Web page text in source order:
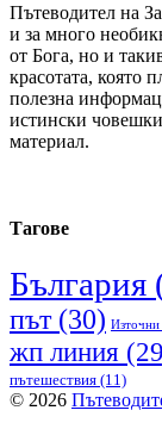
Пътеводител на
и за много
от Бога, но и
красотата, която
полезна
истински
материал.
Тагове
България
път(30)
жп линия
пътешествия (11)
© 2026